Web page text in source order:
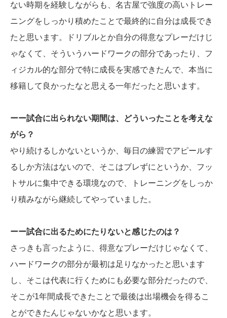
ない時期を経験しながらも、名古屋で強度の高いトレー
ニングをしっかり積めたことで最終的に自分は成長でき
たと思います。ドリブルとか自分の得意なプレーだけじ
ゃなくて、そういうハードワークの部分であったり、フ
ィジカル的な部分で特に成長を実感できたんで、本当に
移籍して良かったなと思える一年だったと思います。
ーー試合に出られない期間は、どういったことを考えな
がら？
やり続けるしかないというか、毎日の練習でアピールす
るしか方法はないので、そこはブレずにというか、フッ
トサルに集中できる環境なので、トレーニングをしっか
り積みながら継続してやっていました。
ーー試合に出るためにたりないと感じたのは？
さっきも言ったように、得意なプレーだけじゃなくて、
ハードワークの部分が最初は足りなかったと思います
し、そこは代表に行くためにも必要な部分だったので、
そこが1年間成長できたことで最後は出場機会を得るこ
とができたんじゃないかなと思います。